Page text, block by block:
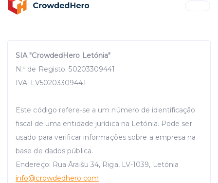
SIA "CrowdedHero Letónia"
N.º de Registo. 50203309441
IVA: LV50203309441
Este código refere-se a um número de identificação
fiscal de uma entidade jurídica na Letónia. Pode ser
usado para verificar informações sobre a empresa na
base de dados pública.
Endereço: Rua Āraišu 34, Riga, LV-1039, Letónia
info@crowdedhero.com